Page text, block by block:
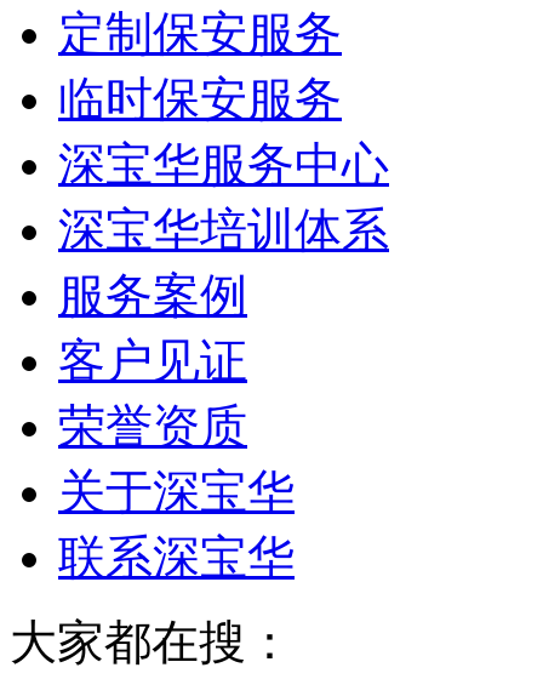
定制保安服务
临时保安服务
深宝华服务中心
深宝华培训体系
服务案例
客户见证
荣誉资质
关于深宝华
联系深宝华
大家都在搜：